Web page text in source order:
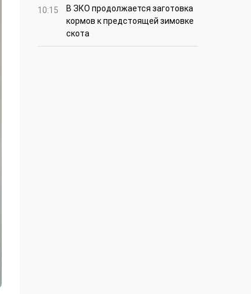
10:15
В ЗКО продолжается заготовка
кормов к предстоящей зимовке
скота